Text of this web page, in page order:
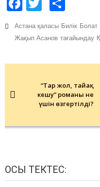
Facebook
Twitter
Астана қаласы Билік Болат
Жақып Асанов тағайындау
navigation“Тар жол, тайғақ
кешу” романы не
үшін өзгертілді?
ОСЫ ТЕКТЕС: